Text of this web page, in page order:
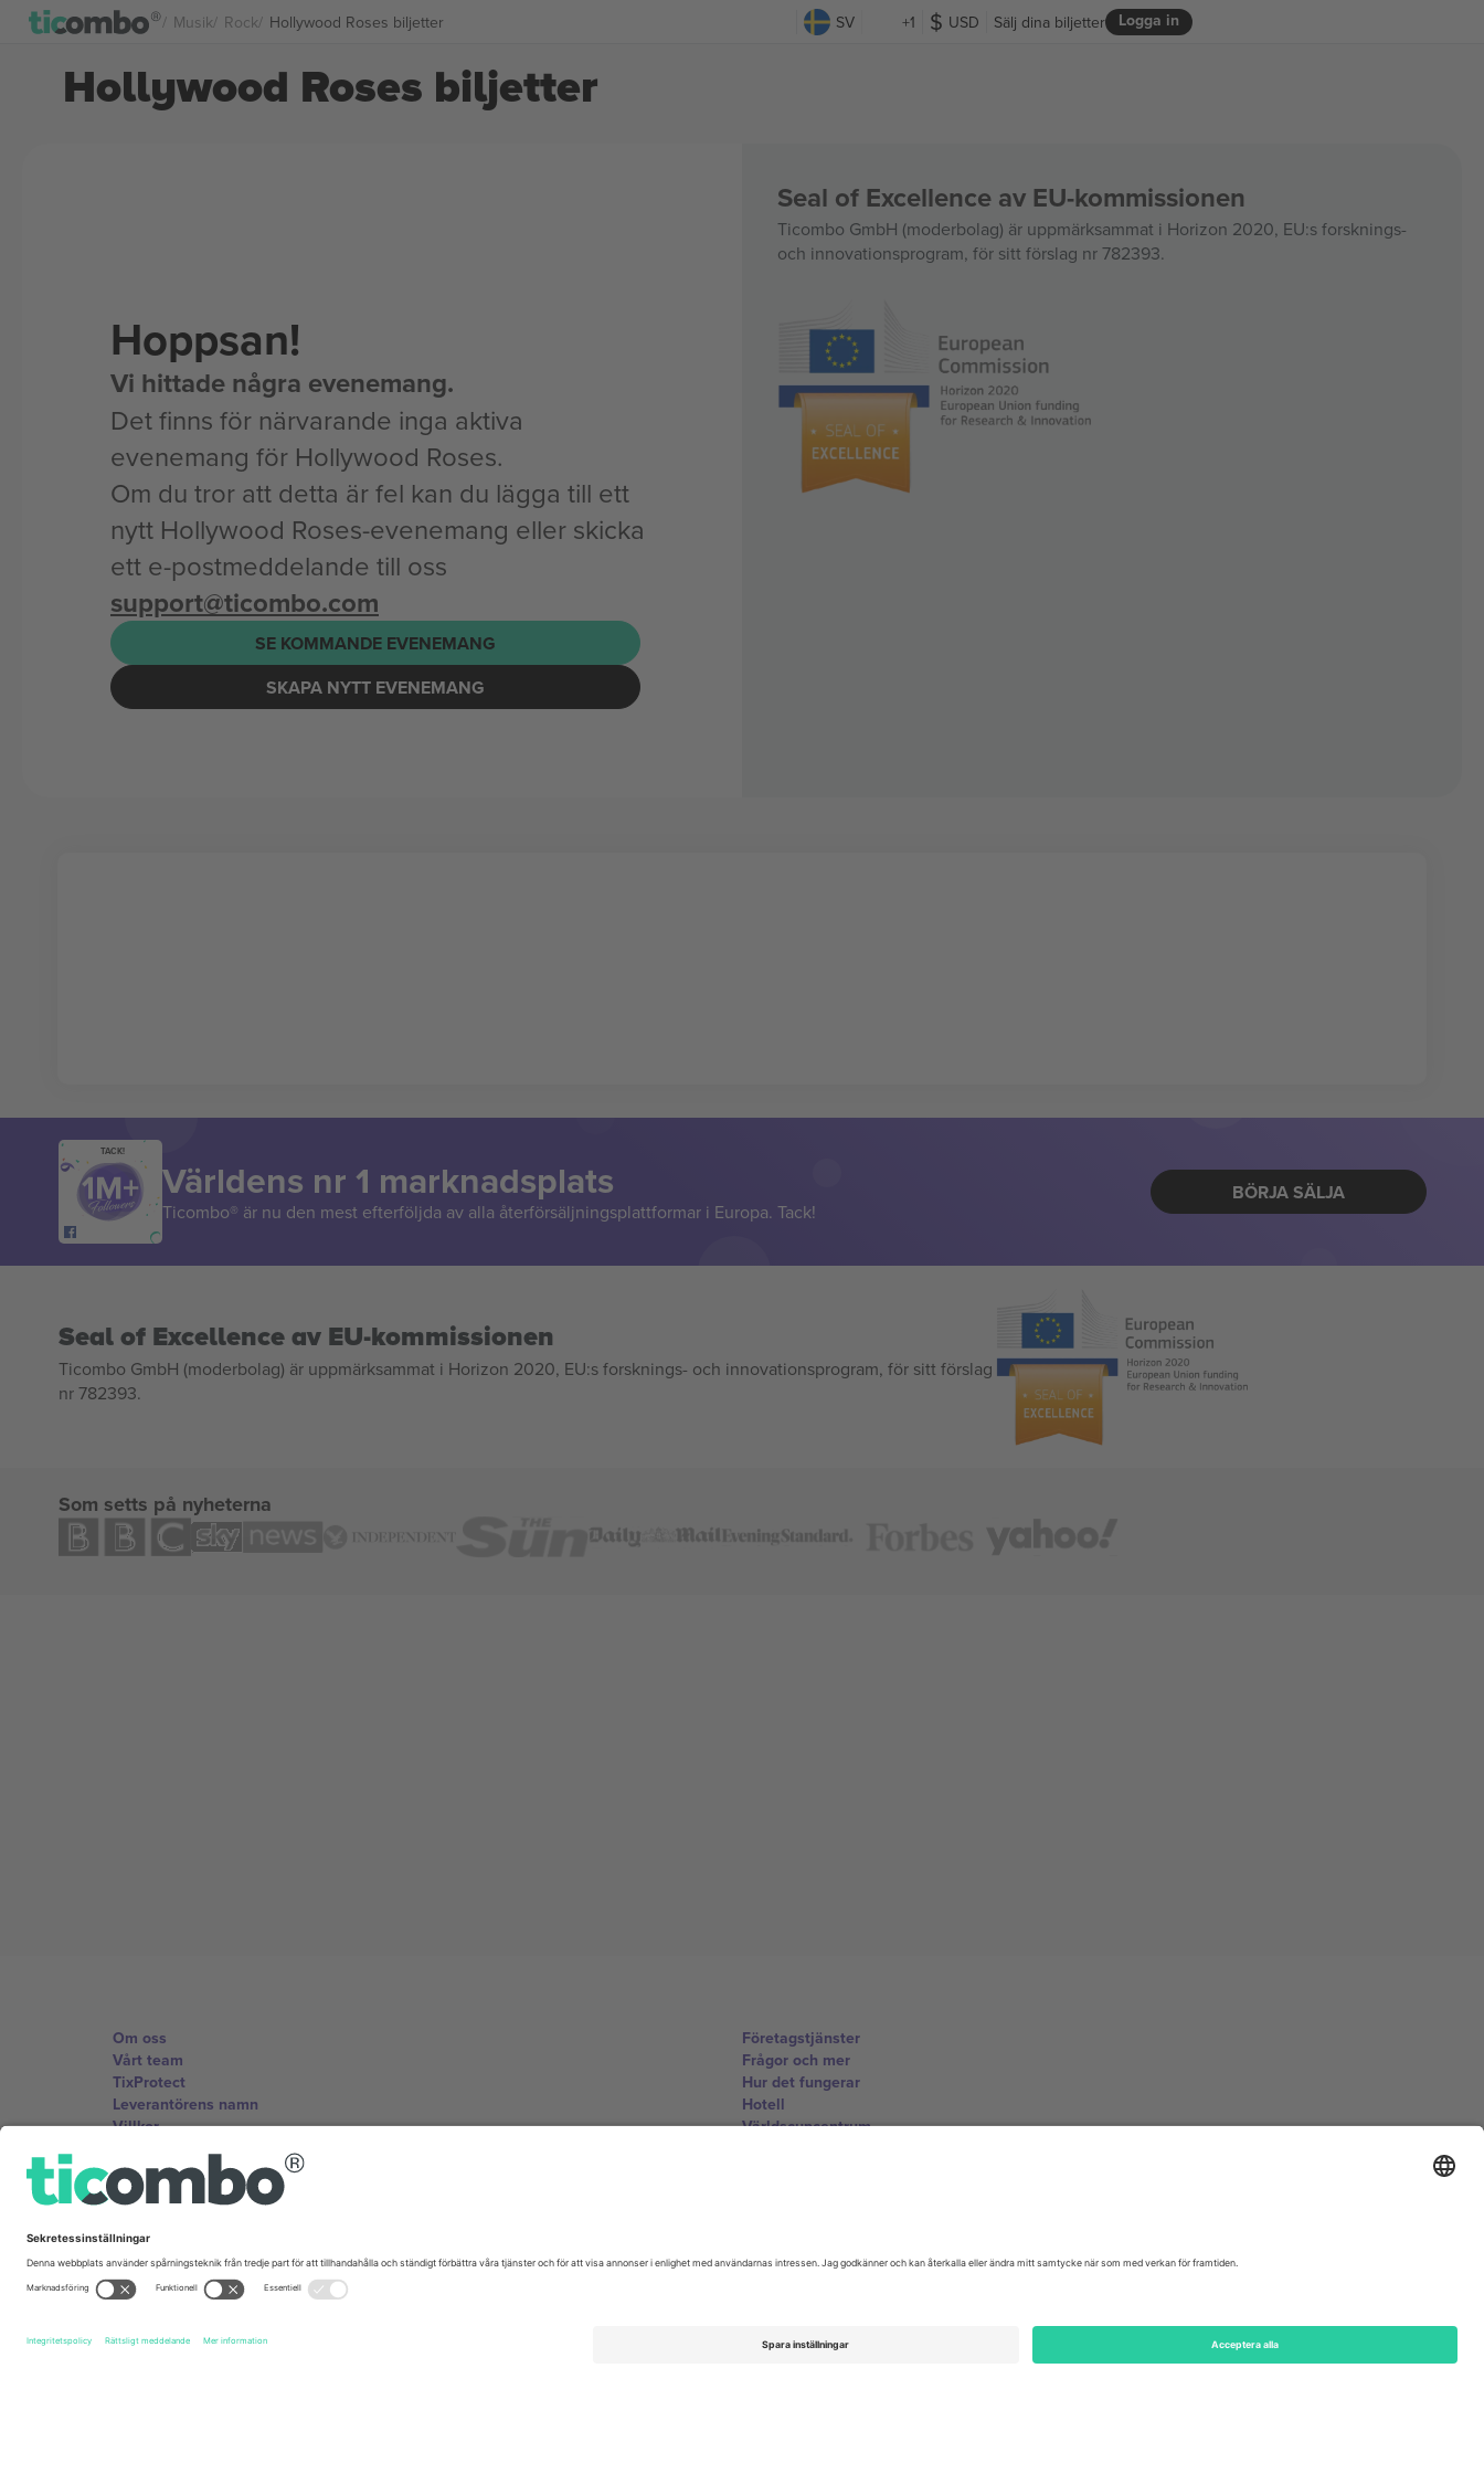
Musik Rock Hollywood Roses biljetter SV +1 USD Logga in
Sälj dina biljetter
Hollywood Roses biljetter
Hoppsan!
Vi hittade några evenemang.
Det finns för närvarande inga aktiva
evenemang för Hollywood Roses.
Om du tror att detta är fel kan du lägga till ett
nytt Hollywood Roses-evenemang eller skicka
ett e-postmeddelande till oss
support@ticombo.com
SE KOMMANDE EVENEMANG
SKAPA NYTT EVENEMANG
Seal of Excellence av EU-kommissionen
Ticombo GmbH (moderbolag) är uppmärksammat i Horizon 2020, EU:s forsknings-
och innovationsprogram, för sitt förslag nr 782393.
TACK!
Världens nr 1 marknadsplats
Ticombo® är nu den mest efterföljda av alla återförsäljningsplattformar i Europa. Tack!
BÖRJA SÄLJA
Seal of Excellence av EU-kommissionen
Ticombo GmbH (moderbolag) är uppmärksammat i Horizon 2020, EU:s forsknings- och innovationsprogram, för sitt förslag
nr 782393.
Som setts på nyheterna
Om oss
Vårt team
TixProtect
Leverantörens namn
Villkor
Affiliate-program
Företagstjänster
Frågor och mer
Hur det fungerar
Hotell
Världscupcentrum